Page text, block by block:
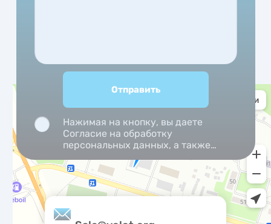
Нажимая на кнопку, вы даете
Согласие на обработку
персональных данных, а также
персональных данных
метрическими программами.